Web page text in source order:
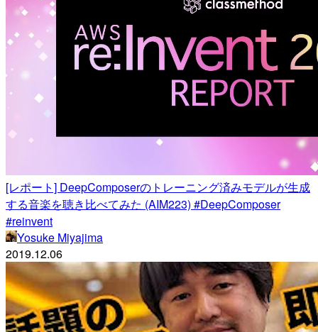
[レポート] DeepComposerのトレーニング済みモデルが生成
する音楽を聴き比べてみた (AIM223) #DeepComposer
#reinvent
Yosuke Miyajima
2019.12.06